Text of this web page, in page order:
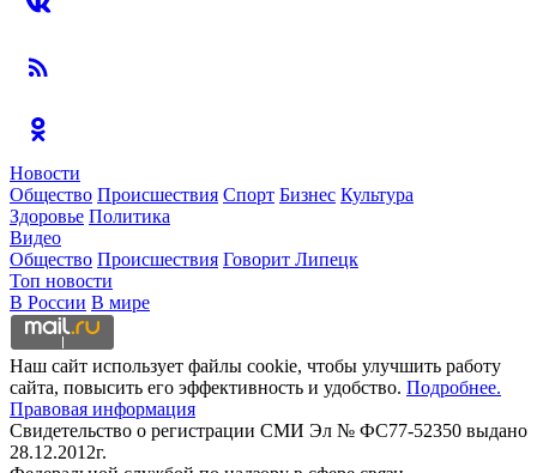
Новости
Общество Происшествия Спорт Бизнес Культура
Здоровье Политика
Видео
Общество Происшествия Говорит Липецк
Топ новости
В России В мире
Наш сайт использует файлы cookie, чтобы улучшить работу
сайта, повысить его эффективность и удобство. Подробнее.
Правовая информация
Свидетельство о регистрации СМИ Эл № ФС77-52350 выдано
28.12.2012г.